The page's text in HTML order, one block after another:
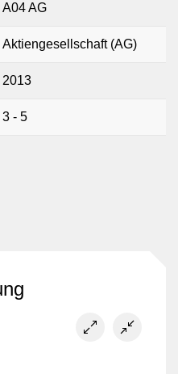
A04 AG
Aktiengesellschaft (AG)
2013
3 - 5